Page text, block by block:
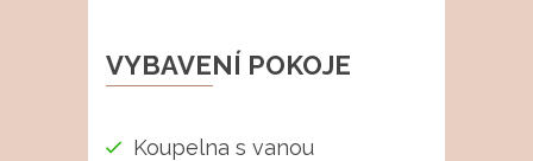
VYBAVENÍ POKOJE
Koupelna s vanou